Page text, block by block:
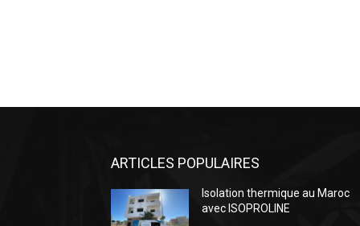
ARTICLES POPULAIRES
Isolation thermique au Maroc
avec ISOPROLINE